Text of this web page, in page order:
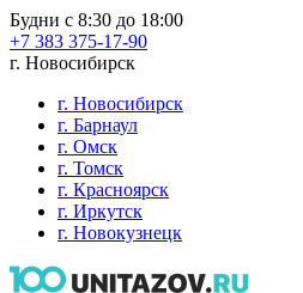
Будни с 8:30 до 18:00
+7 383 375-17-90
г. Новосибирск
г. Новосибирск
г. Барнаул
г. Омск
г. Томск
г. Красноярск
г. Иркутск
г. Новокузнецк